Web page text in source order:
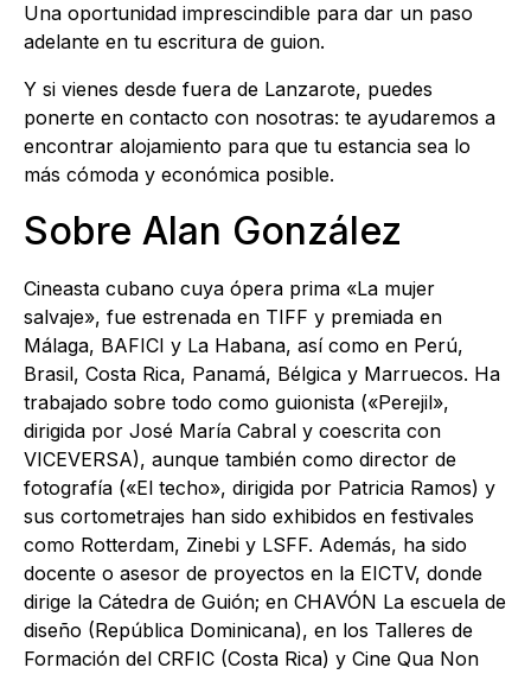
Una oportunidad imprescindible para dar un paso
adelante en tu escritura de guion.
Y si vienes desde fuera de Lanzarote, puedes
ponerte en contacto con nosotras: te ayudaremos a
encontrar alojamiento para que tu estancia sea lo
más cómoda y económica posible.
Sobre Alan González
Cineasta cubano cuya ópera prima «La mujer
salvaje», fue estrenada en TIFF y premiada en
Málaga, BAFICI y La Habana, así como en Perú,
Brasil, Costa Rica, Panamá, Bélgica y Marruecos. Ha
trabajado sobre todo como guionista («Perejil»,
dirigida por José María Cabral y coescrita con
VICEVERSA), aunque también como director de
fotografía («El techo», dirigida por Patricia Ramos) y
sus cortometrajes han sido exhibidos en festivales
como Rotterdam, Zinebi y LSFF. Además, ha sido
docente o asesor de proyectos en la EICTV, donde
dirige la Cátedra de Guión; en CHAVÓN La escuela de
diseño (República Dominicana), en los Talleres de
Formación del CRFIC (Costa Rica) y Cine Qua Non